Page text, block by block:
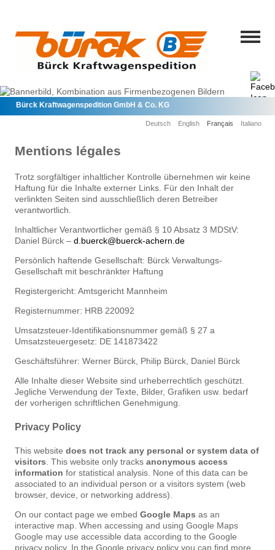
Bürck Kraftwagenspedition GmbH & Co. KG
Deutsch English Français Italiano
Mentions légales
Trotz sorgfältiger inhaltlicher Kontrolle übernehmen wir keine
Haftung für die Inhalte externer Links. Für den Inhalt der
verlinkten Seiten sind ausschließlich deren Betreiber
verantwortlich.
Inhaltlicher Verantwortlicher gemäß § 10 Absatz 3 MDStV:
Daniel Bürck – d.buerck@buerck-achern.de
Persönlich haftende Gesellschaft: Bürck Verwaltungs-
Gesellschaft mit beschränkter Haftung
Registergericht: Amtsgericht Mannheim
Registernummer: HRB 220092
Umsatzsteuer-Identifikationsnummer gemäß § 27 a
Umsatzsteuergesetz: DE 141873422
Geschäftsführer: Werner Bürck, Philip Bürck, Daniel Bürck
Alle Inhalte dieser Website sind urheberrechtlich geschützt.
Jegliche Verwendung der Texte, Bilder, Grafiken usw. bedarf
der vorherigen schriftlichen Genehmigung.
Privacy Policy
This website does not track any personal or system data of
visitors . This website only tracks anonymous access
information for statistical analysis. None of this data can be
associated to an individual person or a visitors system (web
browser, device, or networking address).
On our contact page we embed Google Maps as an
interactive map. When accessing and using Google Maps
Google may use accessible data according to the Google
privacy policy. In the Google privacy policy you can find more